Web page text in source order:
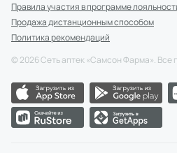
Правила участия в программе
Продажа дистанционным способом
Политика рекомендаций
© 2026Сеть аптек «Самсон Фарма». Все